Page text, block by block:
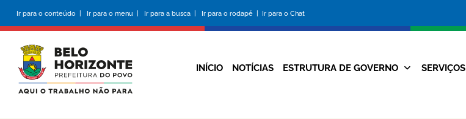
conteúdo
principal
Ir para o conteúdo | Ir para o menu | Ir para a busca | Ir para o rodapé | Ir para o Chat
da
Prefeitura
Navegação
INÍCIO NOTÍCIAS ESTRUTURA DE GOVERNO SERVIÇOS